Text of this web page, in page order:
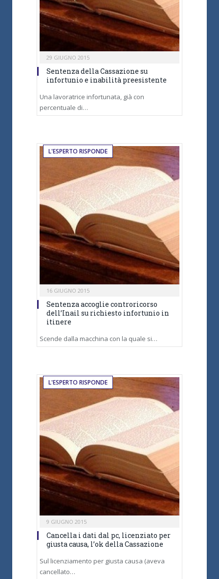
29 GIUGNO 2015
Sentenza della Cassazione su
infortunio e inabilità preesistente
Una lavoratrice infortunata, già con
percentuale di…
L'ESPERTO RISPONDE
16 GIUGNO 2015
Sentenza accoglie controricorso
dell’Inail su richiesto infortunio in
itinere
Scende dalla macchina con la quale si…
L'ESPERTO RISPONDE
9 GIUGNO 2015
Cancella i dati dal pc, licenziato per
giusta causa, l’ok della Cassazione
Sul licenziamento per giusta causa (aveva
cancellato…